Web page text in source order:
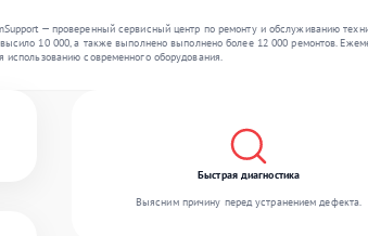
— проверенный сервисный центр по ремонту и обслуживанию
10 000, а также выполнено выполнено более 12 000 ремонтов.
использованию современного оборудования.
Быстрая диагностика
Выясним причину перед устранением дефекта.